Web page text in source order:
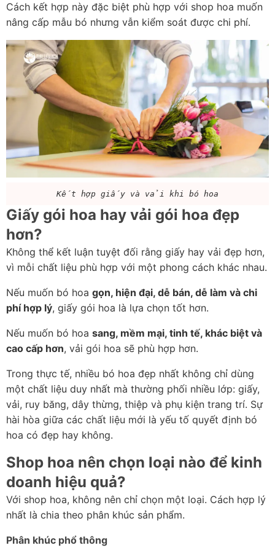
Cách kết hợp này đặc biệt phù hợp với shop hoa muốn
nâng cấp mẫu bó nhưng vẫn kiểm soát được chi phí.
Kết hợp giấy và vải khi bó hoa
Giấy gói hoa hay vải gói hoa đẹp
hơn?
Không thể kết luận tuyệt đối rằng giấy hay vải đẹp hơn,
vì mỗi chất liệu phù hợp với một phong cách khác nhau.
Nếu muốn bó hoa gọn, hiện đại, dễ bán, dễ làm và chi
phí hợp lý, giấy gói hoa là lựa chọn tốt hơn.
Nếu muốn bó hoa sang, mềm mại, tinh tế, khác biệt và
cao cấp hơn, vải gói hoa sẽ phù hợp hơn.
Trong thực tế, nhiều bó hoa đẹp nhất không chỉ dùng
một chất liệu duy nhất mà thường phối nhiều lớp: giấy,
vải, ruy băng, dây thừng, thiệp và phụ kiện trang trí. Sự
hài hòa giữa các chất liệu mới là yếu tố quyết định bó
hoa có đẹp hay không.
Shop hoa nên chọn loại nào để kinh
doanh hiệu quả?
Với shop hoa, không nên chỉ chọn một loại. Cách hợp lý
nhất là chia theo phân khúc sản phẩm.
Phân khúc phổ thông